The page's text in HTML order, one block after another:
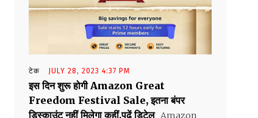
टेक JULY 28, 2023 4:37 PM
इस दिन शुरू होगी Amazon Great
Freedom Festival Sale, इतना बंपर
डिस्काउंट नहीं मिलेगा कहीं,पढ़ें डिटेल Amazon